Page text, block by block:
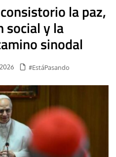
la paz,
social y la
sinodal
#EstáPasando